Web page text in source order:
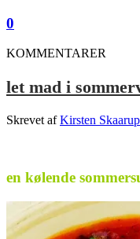
0
KOMMENTARER
let mad i
Skrevet afKirsten Skaarup
en kølende